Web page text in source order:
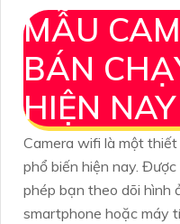
MẪU
BÁN
HIỆN NAY
Camera wifi là một
phổ biến hiện nay.
phép bạn theo dõi hình
smartphone hoặc máy